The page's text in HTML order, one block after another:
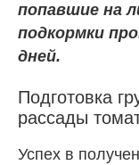
попавшие на
подкормки
дней.
Подготовка
рассады
Успех в